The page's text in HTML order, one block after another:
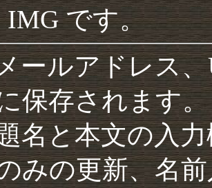
IMG です。
ールアドレス
保存されます。
名と本文の入
みの更新、名